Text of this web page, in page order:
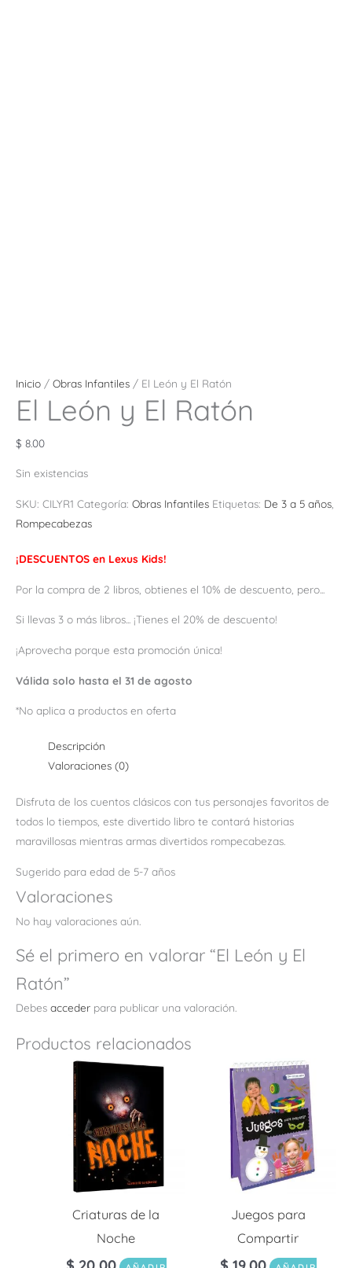
Inicio / Obras Infantiles / El León y El Ratón
El León y El Ratón
$ 8.00
Sin existencias
SKU: CILYR1 Categoría: Obras Infantiles Etiquetas: De 3 a 5 años
Rompecabezas
¡DESCUENTOS en Lexus Kids!
Por la compra de 2 libros, obtienes el 10% de descuento, pero...
Si llevas 3 o más libros... ¡Tienes el 20% de descuento!
¡Aprovecha porque esta promoción única!
Válida solo hasta el 31 de agosto
*No aplica a productos en oferta
Descripción
Valoraciones (0)
Disfruta de los cuentos clásicos con tus personajes favoritos de
todos lo tiempos, este divertido libro te contará historias
maravillosas mientras armas divertidos rompecabezas.
Sugerido para edad de 5-7 años
Valoraciones
No hay valoraciones aún.
Sé el primero en valorar “El León y El
Ratón”
Debes acceder para publicar una valoración.
Productos relacionados
Criaturas de la
Noche
Juegos para
Compartir